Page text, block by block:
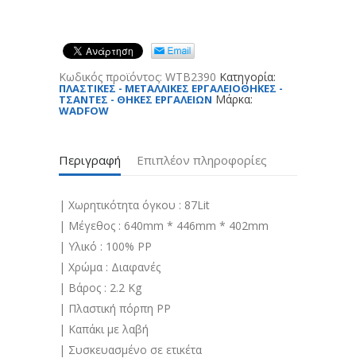
Κωδικός προϊόντος: WTB2390 Κατηγορία:
ΠΛΑΣΤΙΚΕΣ - ΜΕΤΑΛΛΙΚΕΣ ΕΡΓΑΛΕΙΟΘΗΚΕΣ -
ΤΣΑΝΤΕΣ - ΘΗΚΕΣ ΕΡΓΑΛΕΙΩΝ Μάρκα:
WADFOW
Περιγραφή Επιπλέον πληροφορίες
| Χωρητικότητα όγκου : 87Lit
| Μέγεθος : 640mm * 446mm * 402mm
| Υλικό : 100% PP
| Χρώμα : Διαφανές
| Βάρος : 2.2 Kg
| Πλαστική πόρπη PP
| Καπάκι με λαβή
| Συσκευασμένο σε ετικέτα